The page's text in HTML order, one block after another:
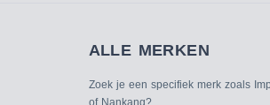
ALLE MERKEN
Zoek je een specifiek merk zoals
of Nankang?